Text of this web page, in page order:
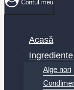
Contul meu
Acasă
Alge nori